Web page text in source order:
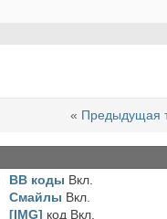
« Предыдущая
BB коды Вкл.
Смайлы Вкл.
[IMG] код Вкл.